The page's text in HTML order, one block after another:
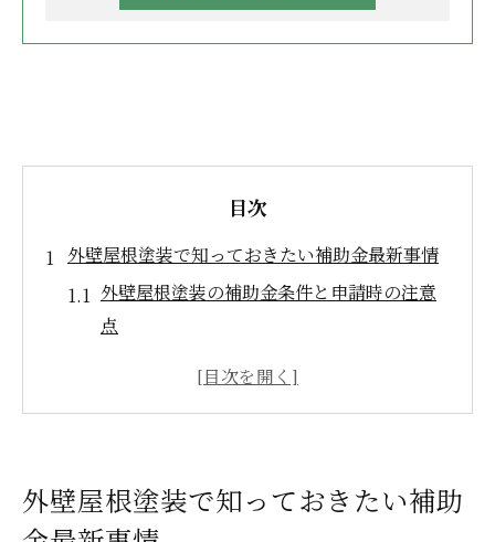
目次
外壁屋根塗装で知っておきたい補助金最新事情
外壁屋根塗装の補助金条件と申請時の注意
点
宇都宮の外壁屋根塗装助成金の最新情報解
補助金で外壁屋根塗装をお得に実現するポ
イント
外壁屋根塗装で知っておきたい補助